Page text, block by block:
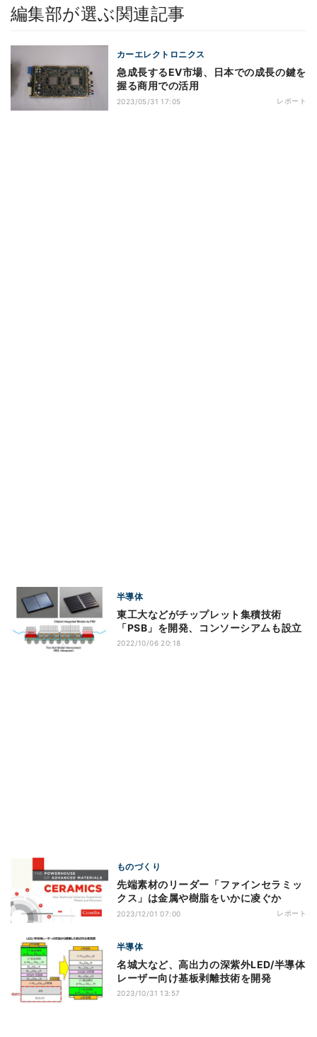
編集部が選ぶ関連記事
カーエレクトロニクス
急成長するEV市場、日本での成長の鍵を
握る商用での活用
2023/05/31 17:05 レポート
半導体
東工大などがチップレット集積技術
「PSB」を開発、コンソーシアムも設立
2022/10/06 20:18
ものづくり
先端素材のリーダー「ファインセラミッ
クス」は金属や樹脂をいかに凌ぐか
2023/12/01 07:00 レポート
半導体
名城大など、高出力の深紫外LED/半導体
レーザー向け基板剥離技術を開発
2023/10/31 13:57